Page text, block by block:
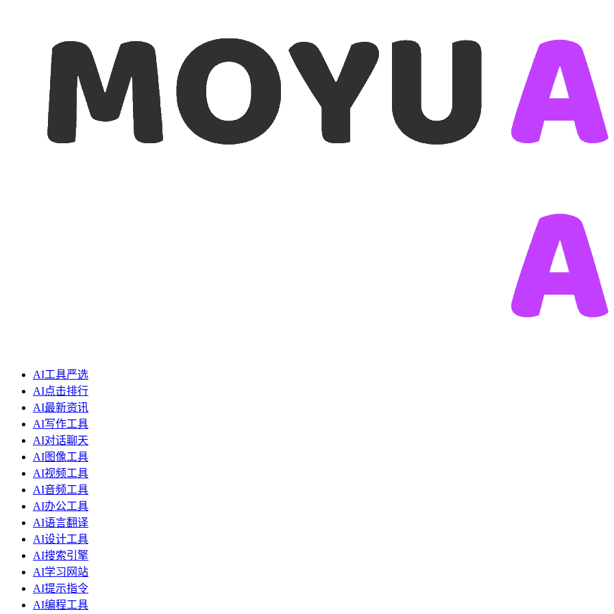
AI工具严选
AI点击排行
AI最新资讯
AI写作工具
AI对话聊天
AI图像工具
AI视频工具
AI音频工具
AI办公工具
AI语言翻译
AI设计工具
AI搜索引擎
AI学习网站
AI提示指令
AI编程工具